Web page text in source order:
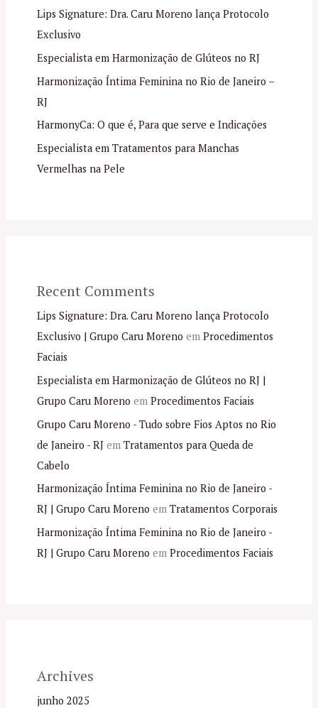
Lips Signature: Dra. Caru Moreno lança Protocolo
Exclusivo
Especialista em Harmonização de Glúteos no RJ
Harmonização Íntima Feminina no Rio de Janeiro –
RJ
HarmonyCa: O que é, Para que serve e Indicações
Especialista em Tratamentos para Manchas
Vermelhas na Pele
Recent Comments
Lips Signature: Dra. Caru Moreno lança Protocolo
Exclusivo | Grupo Caru Moreno em Procedimentos
Faciais
Especialista em Harmonização de Glúteos no RJ |
Grupo Caru Moreno em Procedimentos Faciais
Grupo Caru Moreno - Tudo sobre Fios Aptos no Rio
de Janeiro - RJem Tratamentos para Queda de
Cabelo
Harmonização Íntima Feminina no Rio de Janeiro -
RJ | Grupo Caru Moreno em Tratamentos Corporais
Harmonização Íntima Feminina no Rio de Janeiro -
RJ | Grupo Caru Moreno em Procedimentos Faciais
Archives
junho 2025